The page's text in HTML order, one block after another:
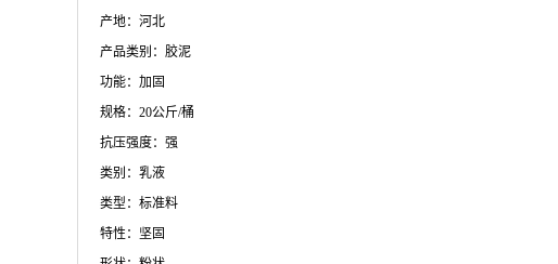
产地：河北
产品类别：胶泥
功能：加固
规格：20公斤/桶
抗压强度：强
类别：乳液
类型：标准料
特性：坚固